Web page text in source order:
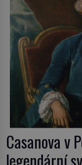
Casanova v
legendární